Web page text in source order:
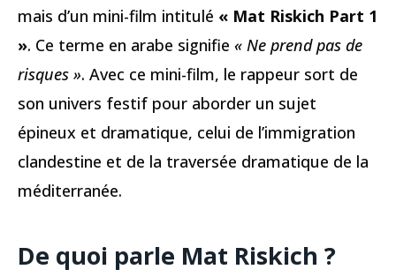
mais d’un mini-film intitulé « Mat Riskich Part 1
». Ce terme en arabe signifie « Ne prend pas de
risques ». Avec ce mini-film, le rappeur sort de
son univers festif pour aborder un sujet
épineux et dramatique, celui de l’immigration
clandestine et de la traversée dramatique de la
méditerranée.
De quoi parle Mat Riskich ?